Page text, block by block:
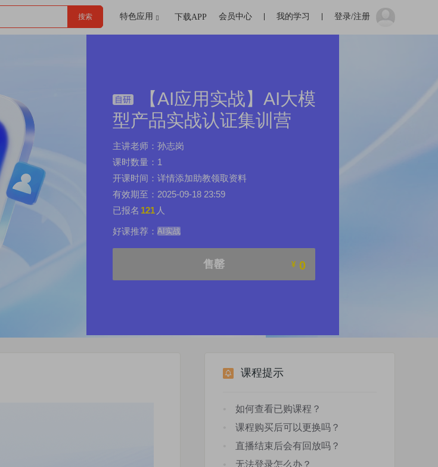
搜索 特色应用 下载APP 登录/注册
我的学习
会员中心
【AI应用实战】AI大模
型产品实战认证集训营
主讲老师：孙志岗
课时数量：1
开课时间：详情添加助教领取资料
有效期至：2025-09-18 23:59
已报名 121 人
好课推荐： AI实战
售罄 ¥ 0
课程提示
如何查看已购课程？
课程购买后可以更换吗？
直播结束后会有回放吗？
无法登录怎么办？